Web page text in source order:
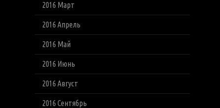
2016 Март
2016 Апрель
2016 Май
2016 Июнь
2016 Август
2016 Сентябрь